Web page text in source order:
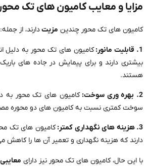
مزایا و معایب کامیون های تک
کامیون های تک محور چندین مزیتدارند، از جمله:
1. قابلیت مانور:
کامیون های تک محور به دلیل
بیشتری دارند و برای پیمایش در جاده های
هستند.
2. بهره وری سوخت:
کامیون های تک محور به
سوخت کمتری نسبت به کامیون های دو محوره
3. هزینه های نگهداری کمتر:
کامیون های تک
دارند که هزینه نگهداری و تعمیر آن ها را کاهش
با این حال، کامیون های تک محور نیز دارای معایبی